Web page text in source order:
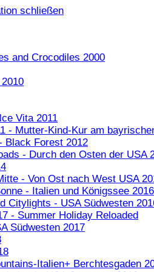
schließen
and Crocodiles 2000
Vita 2011
- Mutter-Kind-Kur am
Black Forest 2012
- Durch den Osten der USA
- Von Ost nach West USA
- Italien und Königssee 2016
Citylights - USA Südwesten
- Summer Holiday Reloaded
Südwesten 2017
Italien+ Berchtesgaden